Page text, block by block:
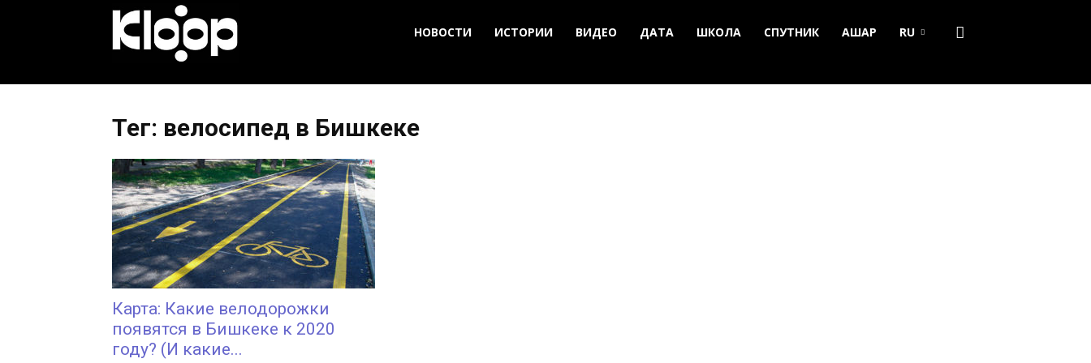
Новости
Кыргызстана
НОВОСТИ ИСТОРИИ ВИДЕО ДАТА ШКОЛА СПУТНИК АШАР RU
Тег: велосипед в Бишкеке
Карта: Какие велодорожки
появятся в Бишкеке к 2020
году? (И какие...